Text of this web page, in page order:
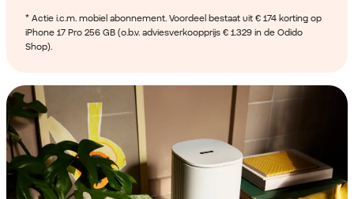
* Actie i.c.m. mobiel abonnement. Voordeel bestaat uit € 174 korting op
iPhone 17 Pro 256 GB (o.b.v. adviesverkoopprijs € 1.329 in de Odido
Shop).